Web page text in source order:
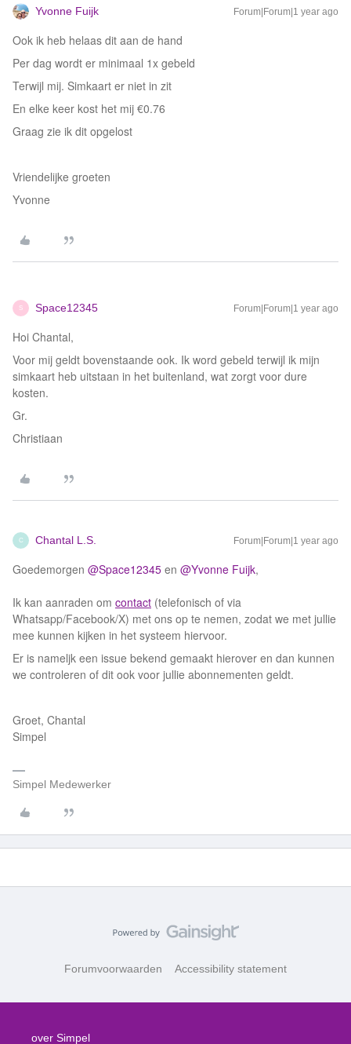
Yvonne Fuijk Forum|Forum|1 year ago
Ook ik heb helaas dit aan de hand
Per dag wordt er minimaal 1x gebeld
Terwijl mij. Simkaart er niet in zit
En elke keer kost het mij €0.76
Graag zie ik dit opgelost
Vriendelijke groeten
Yvonne
S Space12345 Forum|Forum|1 year ago
Hoi Chantal,
Voor mij geldt bovenstaande ook. Ik word gebeld terwijl ik mijn
simkaart heb uitstaan in het buitenland, wat zorgt voor dure
kosten.
Gr.
Christiaan
C Chantal L.S. Forum|Forum|1 year ago
Goedemorgen ​ @Space12345 en ​ @Yvonne Fuijk,
Ik kan aanraden om contact (telefonisch of via
Whatsapp/Facebook/X) met ons op te nemen, zodat we met jullie
mee kunnen kijken in het systeem hiervoor.
Er is nameljk een issue bekend gemaakt hierover en dan kunnen
we controleren of dit ook voor jullie abonnementen geldt.
Groet, Chantal
Simpel
Simpel Medewerker
Forumvoorwaarden Accessibility statement
over Simpel